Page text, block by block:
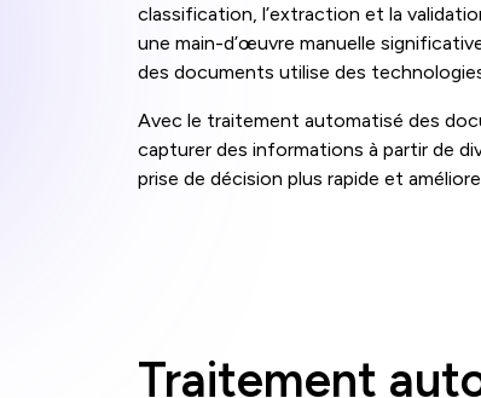
classification, l’extraction et la
une main-d’œuvre manuelle
des documents utilise des
Avec le traitement automatisé des
capturer des informations à partir de
prise de décision plus rapide et
Traitement